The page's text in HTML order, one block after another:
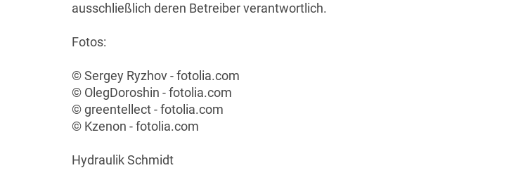
ausschließlich deren Betreiber verantwortlich.
Fotos:
© Sergey Ryzhov - fotolia.com
© OlegDoroshin - fotolia.com
© greentellect - fotolia.com
© Kzenon - fotolia.com
Hydraulik Schmidt